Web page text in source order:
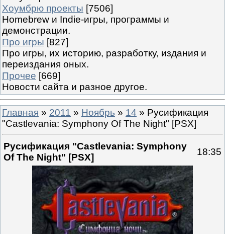
Хоумбрю проекты [7506]
Homebrew и Indie-игры, программы и
демонстрации.
Про игры [827]
Про игры, их историю, разработку, издания и
переиздания оных.
Прочее [669]
Новости сайта и разное другое.
Главная » 2011 » Ноябрь » 14 » Русификация
"Castlevania: Symphony Of The Night" [PSX]
Русификация "Castlevania: Symphony
Of The Night" [PSX]
18:35